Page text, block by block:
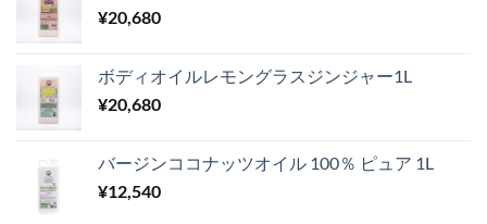
¥20,680
ボディオイルレモングラスジンジャー1L
¥20,680
バージンココナッツオイル 100％ ピュア 1L
¥12,540